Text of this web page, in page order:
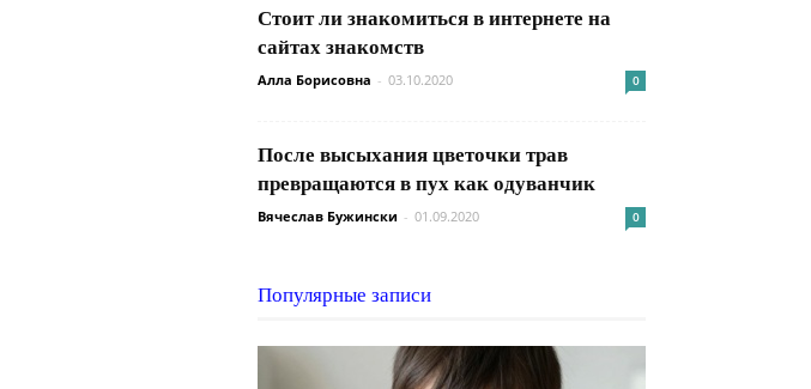
Стоит ли знакомиться в интернете на
сайтах знакомств
Алла Борисовна - 03.10.2020 0
После высыхания цветочки трав
превращаются в пух как одуванчик
Вячеслав Бужински - 01.09.2020 0
Популярные записи